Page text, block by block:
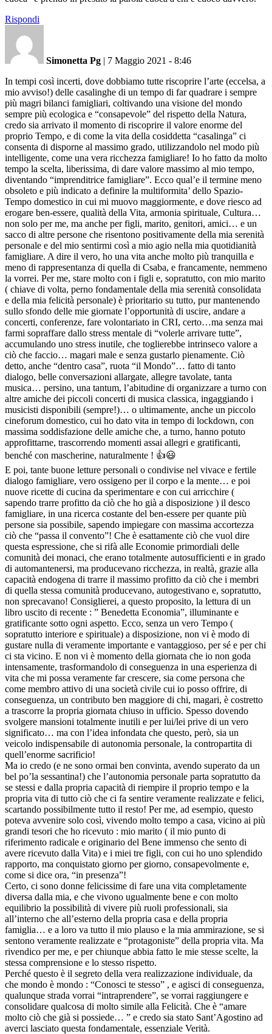
Rispondi
Simonetta Pg | 7 Maggio 2021 - 8:46
In tempi così incerti, dove dobbiamo tutte riscoprire l’arte (eccelsa, a
mio avviso!) delle casalinghe di un tempo di far quadrare i sempre
più magri bilanci famigliari, coltivando una visione del mondo
sempre più ecologica e “consapevole” del rispetto della Natura,
credo sia arrivato il momento di riscoprire il valore enorme del
proprio Tempo, e di come la vita della cosiddetta “casalinga” ci
consenta di disporne al massimo grado, utilizzandolo nel modo più
intelligente, come una vera ricchezza famigliare! Io ho fatto da molto
tempo la scelta, liberissima, di dare valore massimo al mio tempo,
diventando “imprenditrice famigliare”. Ecco qual’e il termine meno
obsoleto e più indicato a definire la multiformita’ dello Spazio-
Tempo domestico in cui mi muovo maggiormente, e dove riesco ad
erogare ben-essere, qualità della Vita, armonia spirituale, Cultura…
non solo per me, ma anche per figli, marito, genitori, amici… e un
sacco di altre persone che risentono positivamente della mia serenità
personale e del mio sentirmi così a mio agio nella mia quotidianità
famigliare. A dire il vero, ho una vita anche molto più tranquilla e
meno di rappresentanza di quella di Csaba, e francamente, nemmeno
la vorrei. Per me, stare molto con i figli e, sopratutto, con mio marito
( chiave di volta, perno fondamentale della mia serenità consolidata
e della mia felicità personale) è prioritario su tutto, pur mantenendo
sullo sfondo delle mie giornate l’opportunità di uscire, andare a
concerti, conferenze, fare volontariato in CRI, certo…ma senza mai
farmi sopraffare dallo stress mentale di “volerle arrivare tutte”,
accumulando uno stress inutile, che toglierebbe intrinseco valore a
ciò che faccio… magari male e senza gustarlo pienamente. Ciò
detto, anche “dentro casa”, ruota “il Mondo”… fatto di tanto
dialogo, belle conversazioni allargate, allegre tavolate, tanta
musica… persino, una tantum, l’abitudine di organizzare a turno con
altre amiche dei piccoli concerti di musica classica, ingaggiando i
musicisti disponibili (sempre!)… o ultimamente, anche un piccolo
cineforum domestico, cui ho dato vita in tempo di lockdown, con
massima soddisfazione delle amiche che, a turno, hanno potuto
approfittarne, trascorrendo momenti assai allegri e gratificanti,
benché con mascherine, naturalmente ! 👍😃
E poi, tante buone letture personali o condivise nel vivace e fertile
dialogo famigliare, vero ossigeno per il corpo e la mente… e poi
nuove ricette di cucina da sperimentare e con cui arricchire (
sapendo trarre profitto da ciò che ho già a disposizione ) il desco
famigliare, in una ricerca costante del ben-essere per quante più
persone sia possibile, sapendo impiegare con massima accortezza
ciò che “passa il convento”! Che è esattamente ciò che vuol dire
questa espressione, che si rifà alle Economie primordiali delle
comunità dei monaci, che erano totalmente autosufficienti e in grado
di automantenersi, ma producevano ricchezza, in realtà, grazie alla
capacità endogena di trarre il massimo profitto da ciò che i membri
di quella stessa comunità producevano, autogestivano e, sopratutto,
non sprecavano! Consiglierei, a questo proposito, la lettura di un
libro uscito di recente : ” Benedetta Economia”, illuminante e
gratificante sotto ogni aspetto. Ecco, senza un vero Tempo (
sopratutto interiore e spirituale) a disposizione, non vi è modo di
gustare nulla di veramente importante e vantaggioso, per sé e per chi
ci sta vicino. E non vi è momento della giornata che io non goda
intensamente, trasformandolo di conseguenza in una esperienza di
vita che mi possa veramente far crescere, sia come persona che
come membro attivo di una società civile cui io posso offrire, di
conseguenza, un contributo ben maggiore di chi, magari, è costretto
a trascorre la propria giornata chiuso in ufficio. Spesso dovendo
svolgere mansioni totalmente inutili e per lui/lei prive di un vero
significato… ma con l’idea infondata che questo, però, sia un
veicolo indispensabile di autonomia personale, la contropartita di
quell’enorme sacrificio!
Ma io credo (e ne sono ormai ben convinta, avendo superato da un
bel po’la sessantina!) che l’autonomia personale parta sopratutto da
se stessi e dalla propria capacità di riempire il proprio tempo e la
propria vita di tutto ciò che ci fa sentire veramente realizzate e felici,
scartando possibilmente tutto il resto! Per me, ad esempio, questo
poteva avvenire solo così, vivendo molto tempo a casa, vicino ai più
grandi tesori che ho ricevuto : mio marito ( il mio punto di
riferimento radicale e originario del Bene immenso che sento di
avere ricevuto dalla Vita) e i miei tre figli, con cui ho uno splendido
rapporto, ma conquistato giorno per giorno, consapevolmente e,
come si dice ora, “in presenza”!
Certo, ci sono donne felicissime di fare una vita completamente
diversa dalla mia, e che vivono ugualmente bene e con molto
equilibrio la possibilità di vivere più ruoli professionali, sia
all’interno che all’esterno della propria casa e della propria
famiglia… e a loro va tutto il mio plauso e la mia ammirazione, se si
sentono veramente realizzate e “protagoniste” della propria vita. Ma
rivendico per me, e per chiunque abbia fatto le mie stesse scelte, la
stessa comprensione e lo stesso rispetto.
Perché questo è il segreto della vera realizzazione individuale, da
che mondo è mondo : “Conosci te stesso” , e agisci di conseguenza,
qualunque strada vorrai “intraprendere”, se vorrai raggiungere e
consolidare qualcosa di molto simile alla Felicità. Che è “amare
molto ciò che già si possiede… ” e credo sia stato Sant’Agostino ad
averci lasciato questa fondamentale, essenziale Verità.